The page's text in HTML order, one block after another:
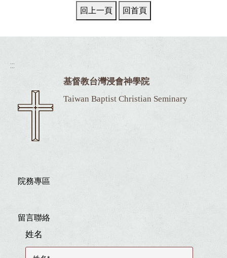
:::
基督教台灣浸會神學院
Taiwan Baptist Christian Seminary
院務專區
留言聯絡
姓名